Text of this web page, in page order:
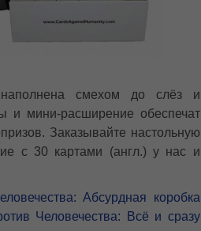
смехом до слёз и
и мини-расширение обеспечат
Заказывайте настольную
с 30 картами (англ.) у нас и
Абсурдная коробка
Человечества: Всё и сразу